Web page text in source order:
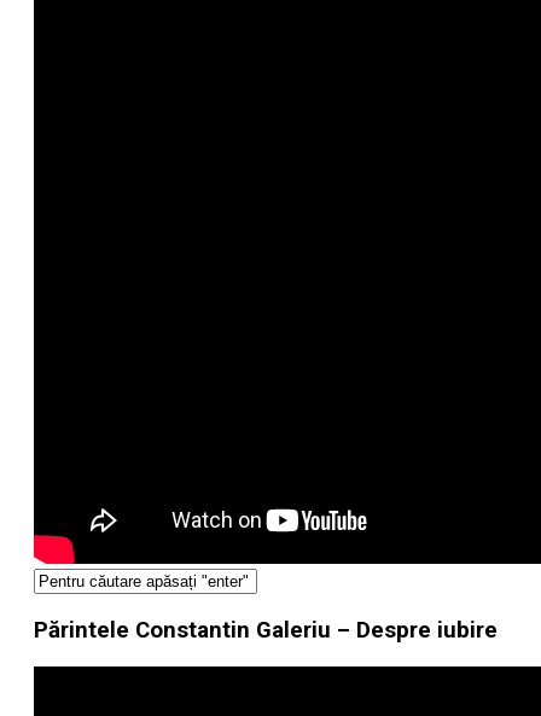
Părintele Constantin Galeriu – Despre iubire